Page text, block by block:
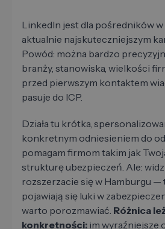
LinkedIn jest dla pośredników
aktualnie najskuteczniejszym
Powód: można bardzo
branży, stanowiska, wielkości
przed pierwszym kontaktem
pasuje do ICP.
Działa tu krótka,
konkretnym odniesieniem do
pomagam firmom takim jak
strukturę ubezpieczeń. Ale:
rozszerzacie się w Hamburgu —
pojawiają się luki w
warto porozmawiać. Różnica
konkretności: im wyraźniejsze